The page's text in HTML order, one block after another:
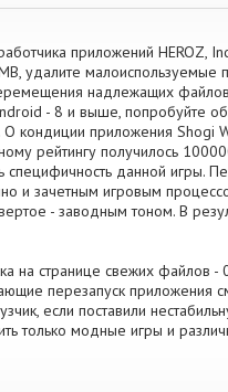
приложений HEROZ,
удалите малоиспользуемые
надлежащих
- 8 и выше, попробуйте
О кондиции приложения Shogi
рейтингу получилось
специфичность данной игры.
и зачетным игровым
- заводным тоном. В
на странице свежих файлов -
перезапуск приложения
если поставили
только модные игры и